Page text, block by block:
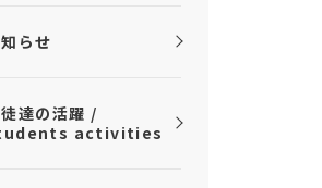
らせ
達の活躍 /
activities